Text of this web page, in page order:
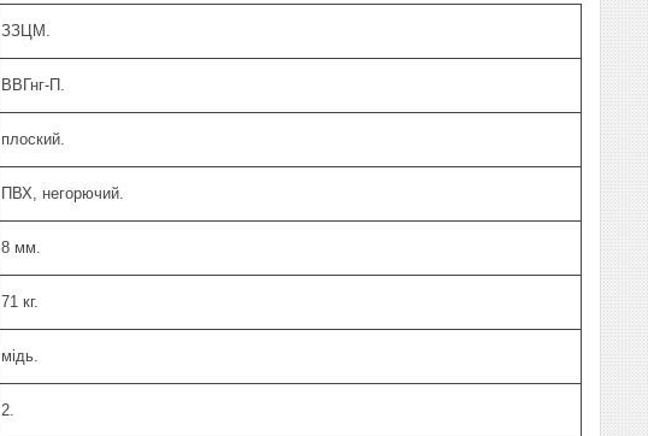
ЗЗЦМ.
ВВГнг-П.
плоский.
ПВХ, негорючий.
8 мм.
71 кг.
мідь.
2.